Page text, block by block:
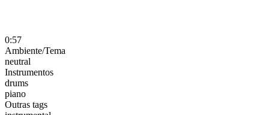
0:57
Ambiente/Tema
neutral
Instrumentos
drums
piano
Outras tags